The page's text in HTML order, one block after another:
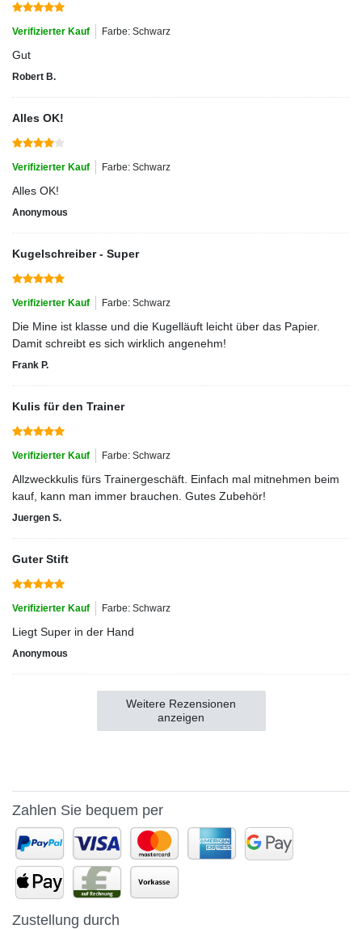
Verifizierter Kauf Farbe: Schwarz
Gut
Robert B.
Alles OK!
Verifizierter Kauf Farbe: Schwarz
Alles OK!
Anonymous
Kugelschreiber - Super
Verifizierter Kauf Farbe: Schwarz
Die Mine ist klasse und die Kugelläuft leicht über das Papier.
Damit schreibt es sich wirklich angenehm!
Frank P.
Kulis für den Trainer
Verifizierter Kauf Farbe: Schwarz
Allzweckkulis fürs Trainergeschäft. Einfach mal mitnehmen beim
kauf, kann man immer brauchen. Gutes Zubehör!
Juergen S.
Guter Stift
Verifizierter Kauf Farbe: Schwarz
Liegt Super in der Hand
Anonymous
Weitere Rezensionen
anzeigen
Zahlen Sie bequem per
Zustellung durch